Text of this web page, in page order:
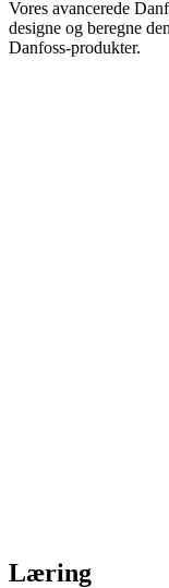
Vores avancerede
designe og beregne
Danfoss-produkter.
Læring